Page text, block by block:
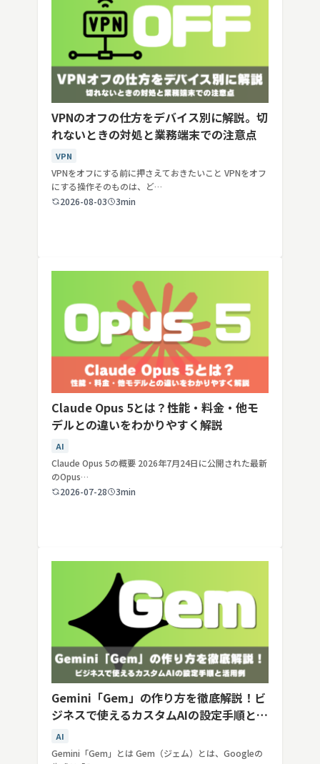
VPNのオフの仕方をデバイス別に解説。切
れないときの対処と業務端末での注意点
VPN
VPNをオフにする前に押さえておきたいこと VPNをオフ
にする操作そのものは、ど…
2026-08-03
3min
Claude Opus 5とは？性能・料金・他モ
デルとの違いをわかりやすく解説
AI
Claude Opus 5の概要 2026年7月24日に公開された最新
のOpus…
2026-07-28
3min
Gemini「Gem」の作り方を徹底解説！ビ
ジネスで使えるカスタムAIの設定手順と活
用例
AI
Gemini「Gem」とは Gem（ジェム）とは、Googleの